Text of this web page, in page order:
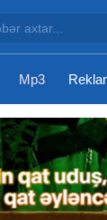
Mp3